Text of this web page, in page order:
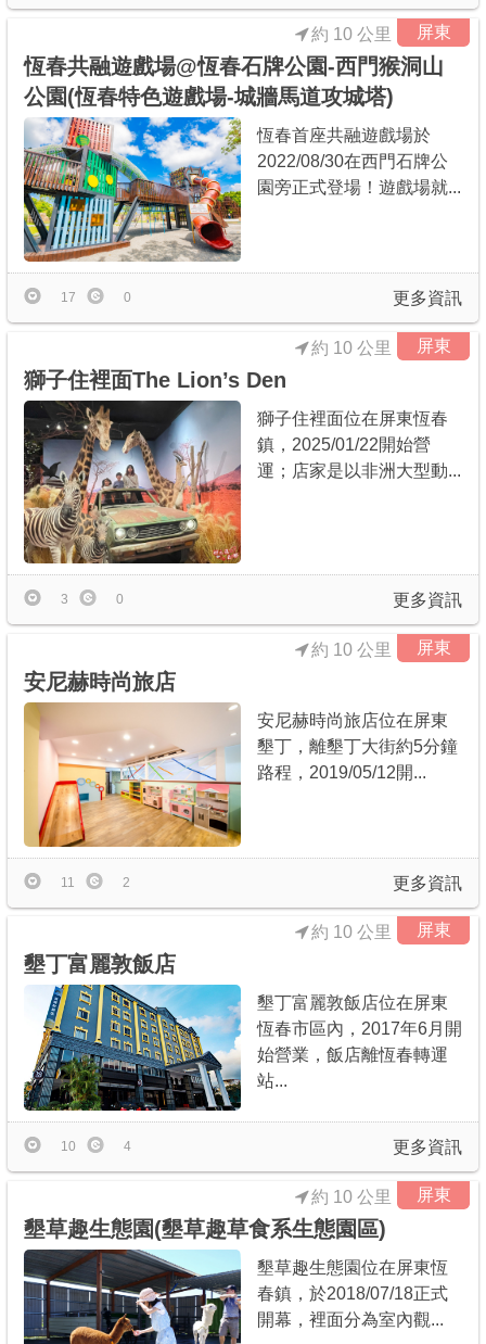
屏東
恆春共融遊戲場@恆春石牌公園-西門猴洞山
公園(恆春特色遊戲場-城牆馬道攻城塔)
約 10 公里
恆春首座共融遊戲場於
2022/08/30在西門石牌公
園旁正式登場！遊戲場就...
更多資訊
17 0
屏東
獅子住裡面The Lion’s Den
約 10 公里
獅子住裡面位在屏東恆春
鎮，2025/01/22開始營
運；店家是以非洲大型動...
更多資訊
3 0
屏東
安尼赫時尚旅店
約 10 公里
安尼赫時尚旅店位在屏東
墾丁，離墾丁大街約5分鐘
路程，2019/05/12開...
更多資訊
11 2
屏東
墾丁富麗敦飯店
約 10 公里
墾丁富麗敦飯店位在屏東
恆春市區內，2017年6月開
始營業，飯店離恆春轉運
站...
更多資訊
10 4
屏東
墾草趣生態園(墾草趣草食系生態園區)
約 10 公里
墾草趣生態園位在屏東恆
春鎮，於2018/07/18正式
開幕，裡面分為室內觀...